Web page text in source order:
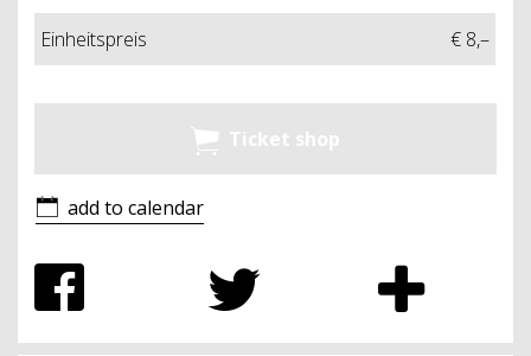
Einheitspreis € 8,–
Ticket shop
add to calendar